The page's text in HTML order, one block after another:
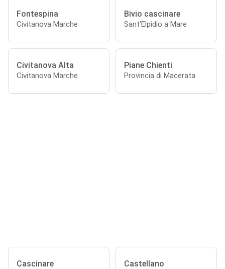
Fontespina
Civitanova Marche
Bivio cascinare
Sant'Elpidio a Mare
Civitanova Alta
Civitanova Marche
Piane Chienti
Provincia di Macerata
Cascinare Castellano